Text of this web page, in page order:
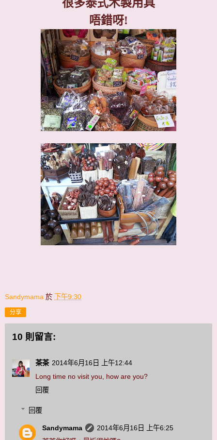
很多泰式木製用具
唔錯呀!
Sandymama 於 下午9:30
分享
10 則留言:
茶茶 2014年6月16日 上午12:44
Long time no visit you, how are you?
回覆
回覆
Sandymama
2014年6月16日 上午6:25